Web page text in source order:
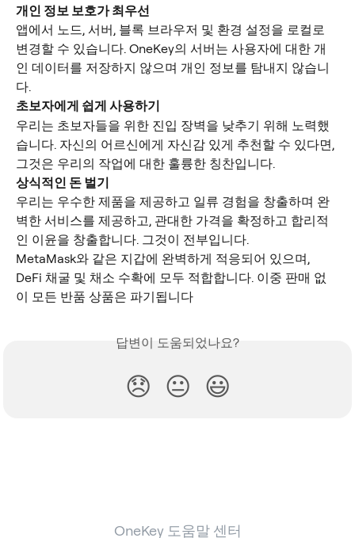
개인 정보 보호가 최우선
앱에서 노드, 서버, 블록 브라우저 및 환경 설정을 로컬로
변경할 수 있습니다. OneKey의 서버는 사용자에 대한 개
인 데이터를 저장하지 않으며 개인 정보를 탐내지 않습니
다.
초보자에게 쉽게 사용하기
우리는 초보자들을 위한 진입 장벽을 낮추기 위해 노력했
습니다. 자신의 어르신에게 자신감 있게 추천할 수 있다면,
그것은 우리의 작업에 대한 훌륭한 칭찬입니다.
상식적인 돈 벌기
우리는 우수한 제품을 제공하고 일류 경험을 창출하며 완
벽한 서비스를 제공하고, 관대한 가격을 확정하고 합리적
인 이윤을 창출합니다. 그것이 전부입니다.
MetaMask와 같은 지갑에 완벽하게 적응되어 있으며,
DeFi 채굴 및 채소 수확에 모두 적합합니다. 이중 판매 없
이 모든 반품 상품은 파기됩니다
답변이 도움되었나요?
😞 😐 😃
OneKey 도움말 센터